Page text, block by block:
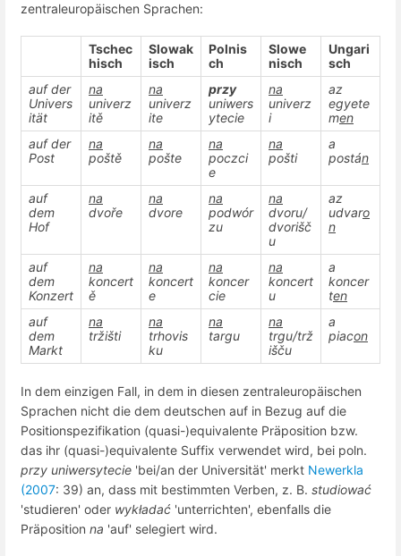
zentraleuropäischen Sprachen:
Tschec
hisch
Slowak
isch
Polnis
ch
Slowe
nisch
Ungari
sch
auf der
Univers
ität
na
univerz
itě
na
univerz
ite
przy
uniwers
ytecie
na
univerz
i
az
egyete
men
auf der
Post
na
poště
na
pošte
na
poczci
e
na
pošti
a
postán
auf
dem
Hof
na
dvoře
na
dvore
na
podwór
zu
na
dvoru/
dvorišč
u
az
udvaro
n
auf
dem
Konzert
na
koncert
ě
na
koncert
e
na
koncer
cie
na
koncert
u
a
koncer
ten
auf
dem
Markt
na
tržišti
na
trhovis
ku
na
targu
na
trgu/trž
išču
a
piacon
In dem einzigen Fall, in dem in diesen zentraleuropäischen
Sprachen nicht die dem deutschen auf in Bezug auf die
Positionspezifikation (quasi-)equivalente Präposition bzw.
das ihr (quasi-)equivalente Suffix verwendet wird, bei poln.
przy uniwersytecie 'bei/an der Universität' merkt Newerkla
(2007: 39) an, dass mit bestimmten Verben, z. B. studiować
'studieren' oder wykładać 'unterrichten', ebenfalls die
Präposition na 'auf' selegiert wird.